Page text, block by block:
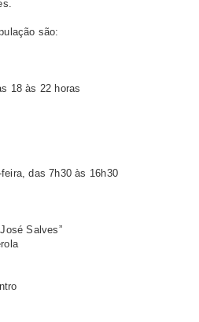
são:
18 às 22 horas
das 7h30 às 16h30
Salves”